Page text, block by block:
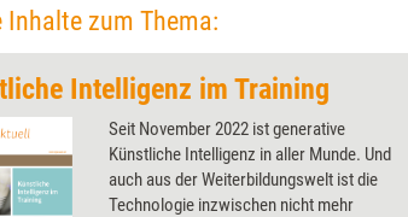
Inhalte zum Thema:
Intelligenz im Training
Seit November 2022 ist generative
Künstliche Intelligenz in aller Munde. Und
auch aus der Weiterbildungswelt ist die
Technologie inzwischen nicht mehr